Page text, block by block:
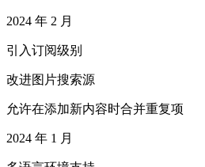
2024 年 2 月
引入订阅级别
改进图片搜索源
允许在添加新内容时合并重复项
2024 年 1 月